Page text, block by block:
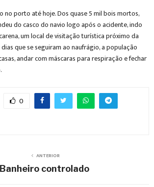
no porto até hoje. Dos quase 5 mil bois mortos,
do casco do navio logo após o acidente, indo
um local de visitação turística próximo da
que se seguiram ao naufrágio, a população
andar com máscaras para respiração e fechar
0
ANTERIOR
Banheiro controlado